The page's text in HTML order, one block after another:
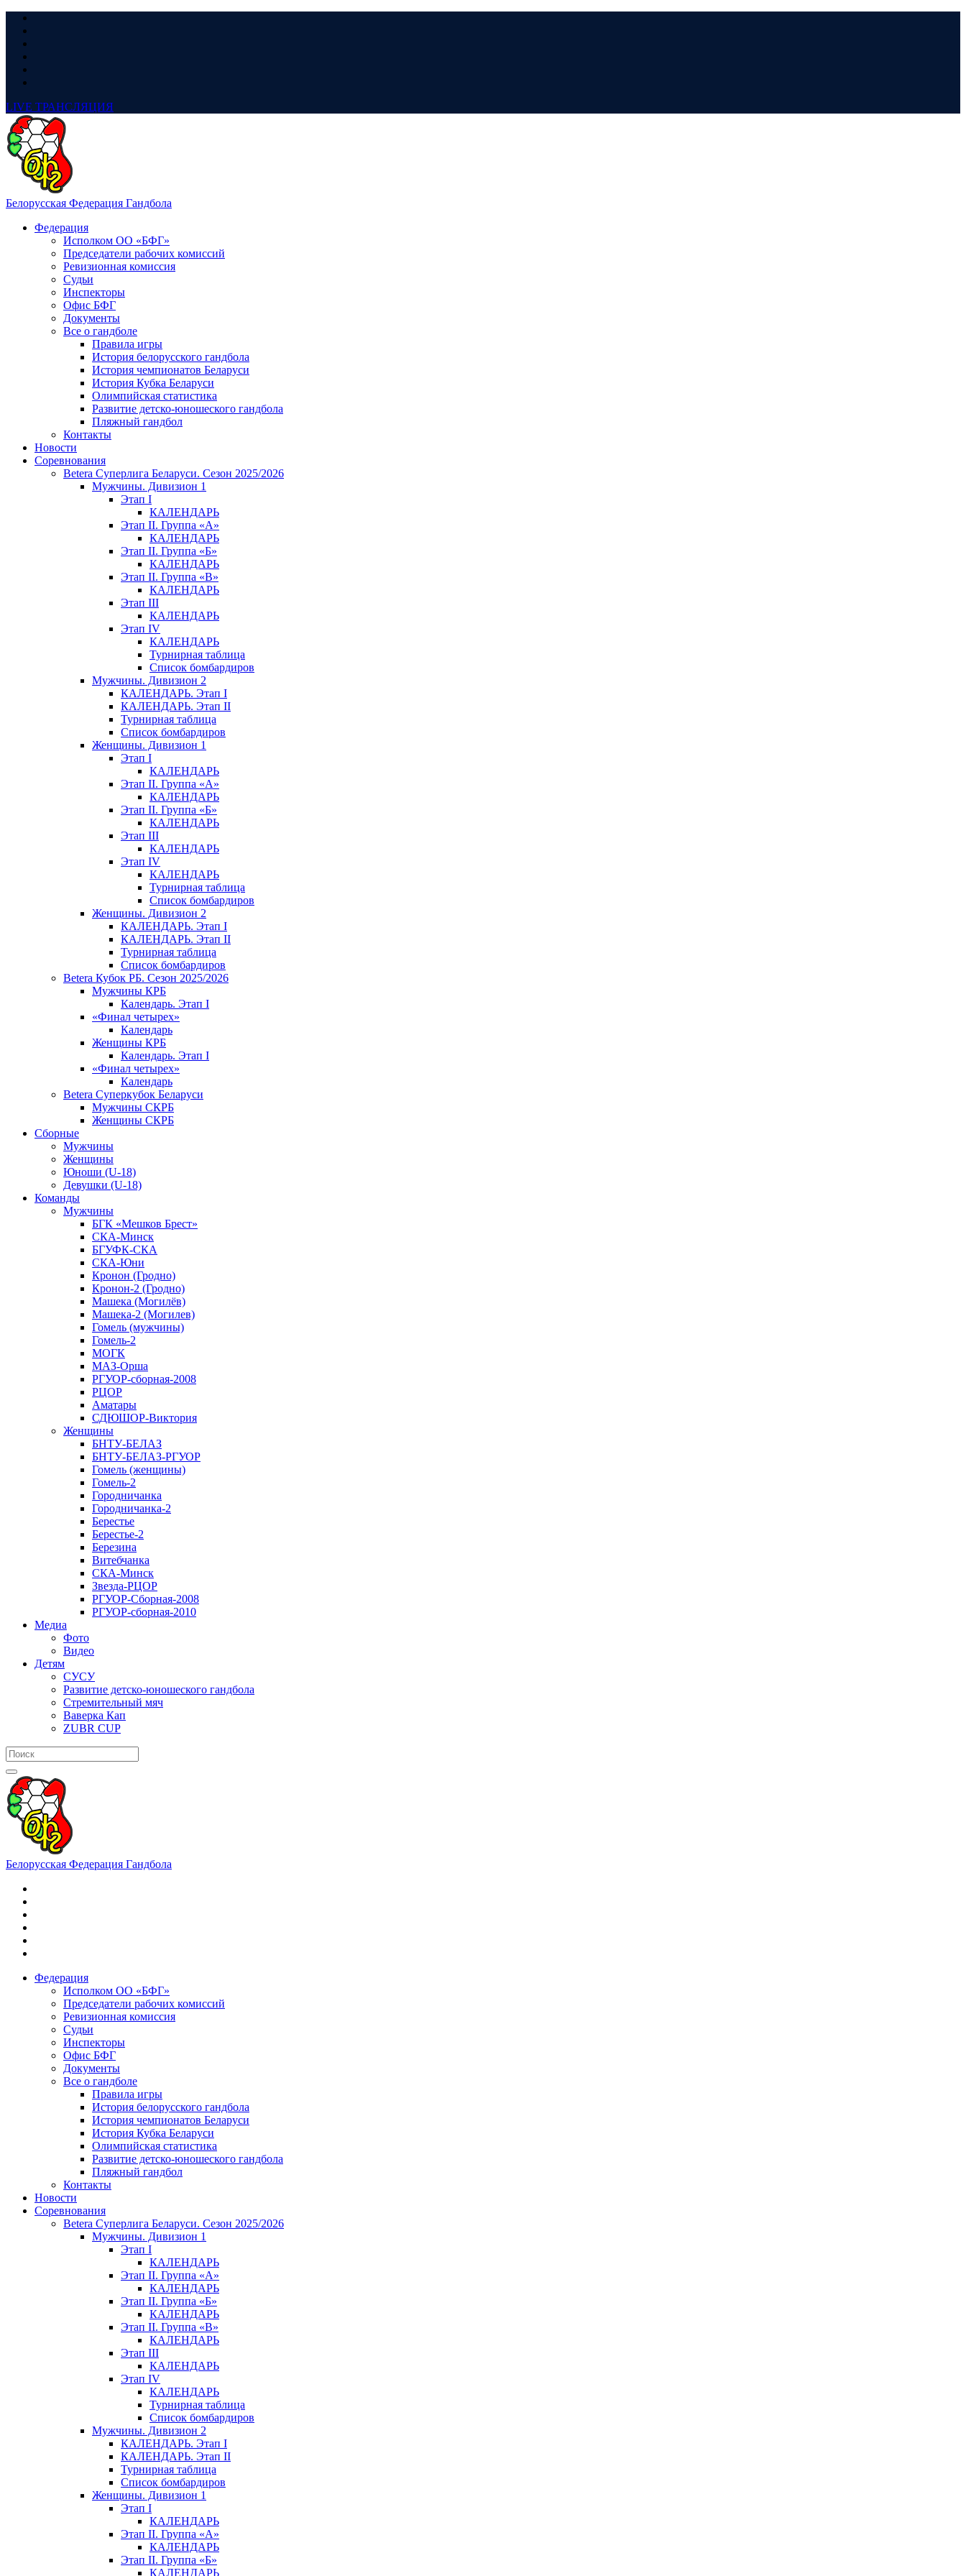
LIVE ТРАНСЛЯЦИЯ
Белорусская Федерация Гандбола
Федерация
Исполком ОО «БФГ»
Председатели рабочих комиссий
Ревизионная комиссия
Судьи
Инспекторы
Офис БФГ
Документы
Все о гандболе
Правила игры
История белорусского гандбола
История чемпионатов Беларуси
История Кубка Беларуси
Олимпийская статистика
Развитие детско-юношеского гандбола
Пляжный гандбол
Контакты
Новости
Соревнования
Betera Суперлига Беларуси. Сезон 2025/2026
Мужчины. Дивизион 1
Этап I
КАЛЕНДАРЬ
Этап II. Группа «А»
КАЛЕНДАРЬ
Этап II. Группа «Б»
КАЛЕНДАРЬ
Этап II. Группа «В»
КАЛЕНДАРЬ
Этап III
КАЛЕНДАРЬ
Этап IV
КАЛЕНДАРЬ
Турнирная таблица
Список бомбардиров
Мужчины. Дивизион 2
КАЛЕНДАРЬ. Этап I
КАЛЕНДАРЬ. Этап II
Турнирная таблица
Список бомбардиров
Женщины. Дивизион 1
Этап I
КАЛЕНДАРЬ
Этап II. Группа «А»
КАЛЕНДАРЬ
Этап II. Группа «Б»
КАЛЕНДАРЬ
Этап III
КАЛЕНДАРЬ
Этап IV
КАЛЕНДАРЬ
Турнирная таблица
Список бомбардиров
Женщины. Дивизион 2
КАЛЕНДАРЬ. Этап I
КАЛЕНДАРЬ. Этап II
Турнирная таблица
Список бомбардиров
Betera Кубок РБ. Сезон 2025/2026
Мужчины КРБ
Календарь. Этап I
«Финал четырех»
Календарь
Женщины КРБ
Календарь. Этап I
«Финал четырех»
Календарь
Betera Суперкубок Беларуси
Мужчины СКРБ
Женщины СКРБ
Сборные
Мужчины
Женщины
Юноши (U-18)
Девушки (U-18)
Команды
Мужчины
БГК «Мешков Брест»
СКА-Минск
БГУФК-СКА
СКА-Юни
Кронон (Гродно)
Кронон-2 (Гродно)
Машека (Могилёв)
Машека-2 (Могилев)
Гомель (мужчины)
Гомель-2
МОГК
МАЗ-Орша
РГУОР-сборная-2008
РЦОР
Аматары
СДЮШОР-Виктория
Женщины
БНТУ-БЕЛАЗ
БНТУ-БЕЛАЗ-РГУОР
Гомель (женщины)
Гомель-2
Городничанка
Городничанка-2
Берестье
Берестье-2
Березина
Витебчанка
СКА-Минск
Звезда-РЦОР
РГУОР-Сборная-2008
РГУОР-сборная-2010
Медиа
Фото
Видео
Детям
СУСУ
Развитие детско-юношеского гандбола
Стремительный мяч
Ваверка Кап
ZUBR CUP
Белорусская Федерация Гандбола
Федерация
Исполком ОО «БФГ»
Председатели рабочих комиссий
Ревизионная комиссия
Судьи
Инспекторы
Офис БФГ
Документы
Все о гандболе
Правила игры
История белорусского гандбола
История чемпионатов Беларуси
История Кубка Беларуси
Олимпийская статистика
Развитие детско-юношеского гандбола
Пляжный гандбол
Контакты
Новости
Соревнования
Betera Суперлига Беларуси. Сезон 2025/2026
Мужчины. Дивизион 1
Этап I
КАЛЕНДАРЬ
Этап II. Группа «А»
КАЛЕНДАРЬ
Этап II. Группа «Б»
КАЛЕНДАРЬ
Этап II. Группа «В»
КАЛЕНДАРЬ
Этап III
КАЛЕНДАРЬ
Этап IV
КАЛЕНДАРЬ
Турнирная таблица
Список бомбардиров
Мужчины. Дивизион 2
КАЛЕНДАРЬ. Этап I
КАЛЕНДАРЬ. Этап II
Турнирная таблица
Список бомбардиров
Женщины. Дивизион 1
Этап I
КАЛЕНДАРЬ
Этап II. Группа «А»
КАЛЕНДАРЬ
Этап II. Группа «Б»
КАЛЕНДАРЬ